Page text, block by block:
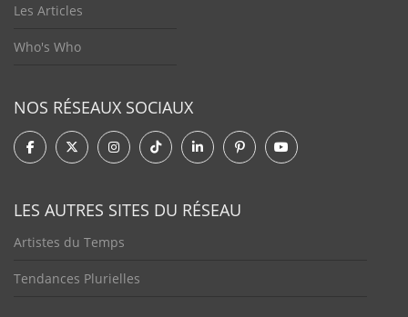
Les Articles
Who's Who
NOS RÉSEAUX SOCIAUX
LES AUTRES SITES DU RÉSEAU
Artistes du Temps
Tendances Plurielles